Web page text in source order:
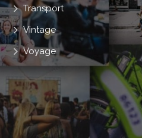
Transport
Vintage
Voyage